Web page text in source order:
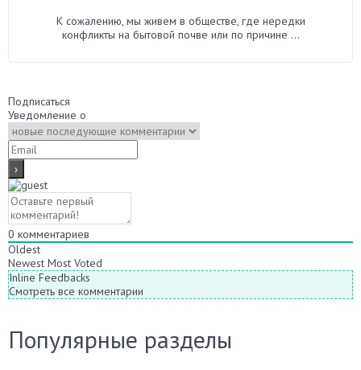
К сожалению, мы живем в обществе, где нередки
конфликты на бытовой почве или по причине ...
Подписаться
Уведомление о
0 комментариев
Oldest
Newest Most Voted
Inline Feedbacks
Смотреть все комментарии
Популярные разделы